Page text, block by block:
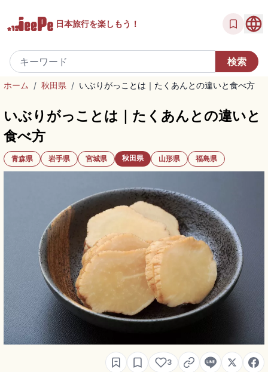
日本旅行を楽しもう！
ホーム / 秋田県 / いぶりがっことは｜たくあんとの違いと食べ方
いぶりがっことは｜たくあんとの違いと
食べ方
青森県 岩手県 宮城県 秋田県 山形県 福島県
3